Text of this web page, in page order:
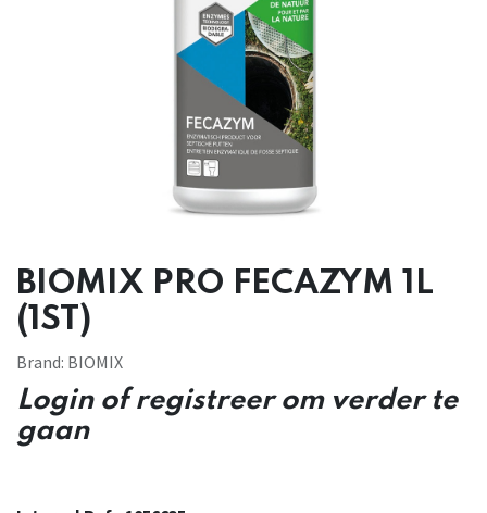
BIOMIX PRO FECAZYM 1L
(1ST)
Brand: BIOMIX
Login of registreer om verder te
gaan